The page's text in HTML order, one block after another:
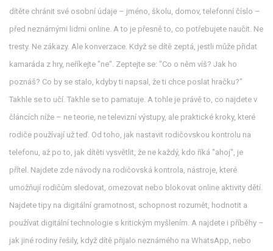
dítěte chránit své osobní údaje – jméno, školu, domov, telefonní číslo –
před neznámými lidmi online. A to je přesně to, co potřebujete naučit. Ne
tresty. Ne zákazy. Ale konverzace. Když se dítě zeptá, jestli může přidat
kamaráda z hry, neříkejte "ne". Zeptejte se: "Co o něm víš? Jak ho
poznáš? Co by se stalo, kdyby ti napsal, že ti chce poslat hračku?"
Takhle se to učí. Takhle se to pamatuje. A tohle je právě to, co najdete v
článcích níže – ne teorie, ne televizní výstupy, ale praktické kroky, které
rodiče používají už teď. Od toho, jak nastavit rodičovskou kontrolu na
telefonu, až po to, jak dítěti vysvětlit, že ne každý, kdo říká "ahoj", je
přítel. Najdete zde návody na rodičovská kontrola, nástroje, které
umožňují rodičům sledovat, omezovat nebo blokovat online aktivity dětí.
Najdete tipy na digitální gramotnost, schopnost rozumět, hodnotit a
používat digitální technologie s kritickým myšlením. A najdete i příběhy –
jak jiné rodiny řešily, když dítě přijalo neznámého na WhatsApp, nebo